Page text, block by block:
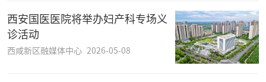
西安国医医院将举办妇产科专场义
诊活动
西咸新区融媒体中心 2026-05-08